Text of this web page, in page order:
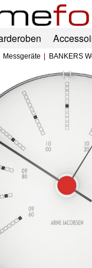
Messgeräte BANKERS